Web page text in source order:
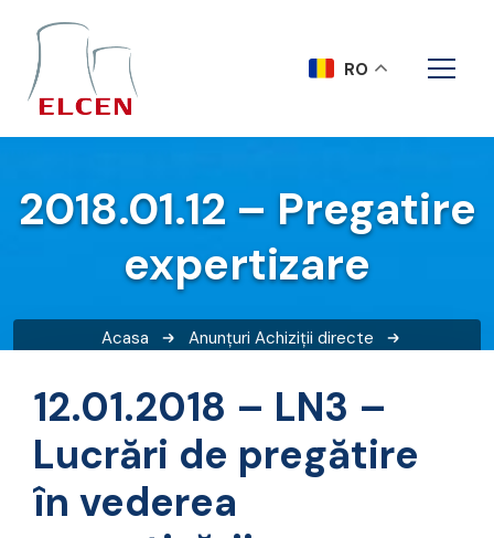
2018.01.12 – Pregatire
expertizare
Acasa Anunțuri Achiziții directe
12.01.2018 – LN3 –
Lucrări de pregătire
în vederea
RO